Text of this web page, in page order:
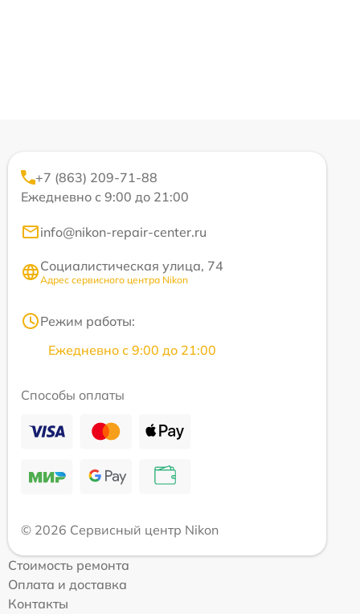
+7 (863) 209-71-88
Ежедневно с 9:00 до 21:00
info@nikon-repair-center.ru
Социалистическая улица, 74
Адрес сервисного центра Nikon
Режим работы:
Ежедневно с 9:00 до 21:00
Способы оплаты
© 2026 Сервисный центр Nikon
Стоимость ремонта
Оплата и доставка
Контакты